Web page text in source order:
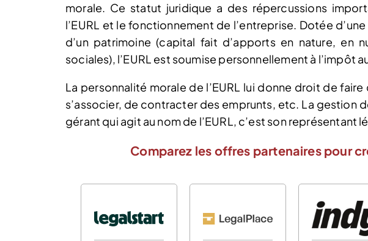
morale. Ce statut juridique a des répercussions
l’EURL et le fonctionnement de l’entreprise. Dotée
d’un patrimoine (capital fait d’apports en nature, en
sociales), l’EURL est soumise personnellement à l’impôt
La personnalité morale de l’EURL lui donne droit de
s’associer, de contracter des emprunts, etc. La gestion
gérant qui agit au nom de l’EURL, c’est son représentant
Comparez les offres partenaires pour